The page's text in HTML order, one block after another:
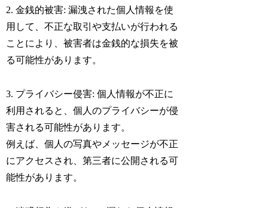
2. 金銭的被害: 漏洩された個人情報を使
用して、不正な取引や支払いが行われる
ことにより、被害者は金銭的な損失を被
る可能性があります。
3. プライバシー侵害: 個人情報が不正に
利用されると、個人のプライバシーが侵
害される可能性があります。
例えば、個人の写真やメッセージが不正
にアクセスされ、第三者に公開される可
能性があります。